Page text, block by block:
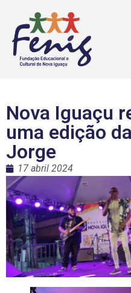
Nova Iguaçu
uma edição
Jorge
17 abril 2024